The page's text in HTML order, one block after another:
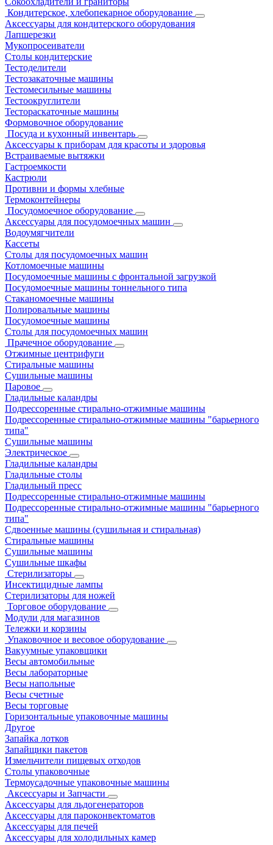
Кондитерское, хлебопекарное оборудование
Аксессуары для кондитерского оборудования
Лапшерезки
Мукопросеиватели
Столы кондитерские
Тестоделители
Тестозакаточные машины
Тестомесильные машины
Тестоокруглители
Тестораскаточные машины
Формовочное оборудование
Посуда и кухонный инвентарь
Аксессуары к приборам для красоты и здоровья
Встраиваемые вытяжки
Гастроемкости
Кастрюли
Противни и формы хлебные
Термоконтейнеры
Посудомоечное оборудование
Аксессуары для посудомоечных машин
Водоумягчители
Кассеты
Столы для посудомоечных машин
Котломоечные машины
Посудомоечные машины с фронтальной загрузкой
Посудомоечные машины тоннельного типа
Стаканомоечные машины
Полировальные машины
Посудомоечные машины
Столы для посудомоечных машин
Прачечное оборудование
Отжимные центрифуги
Стиральные машины
Сушильные машины
Паровое
Гладильные каландры
Подрессоренные стирально-отжимные машины
Подрессоренные стирально-отжимные машины "барьерного
типа"
Сушильные машины
Электрическое
Гладильные каландры
Гладильные столы
Гладильный пресс
Подрессоренные стирально-отжимные машины
Подрессоренные стирально-отжимные машины "барьерного
типа"
Сдвоенные машины (сушильная и стиральная)
Стиральные машины
Сушильные машины
Сушильные шкафы
Стерилизаторы
Инсектицидные лампы
Стерилизаторы для ножей
Торговое оборудование
Модули для магазинов
Тележки и корзины
Упаковочное и весовое оборудование
Вакуумные упаковщики
Весы автомобильные
Весы лабораторные
Весы напольные
Весы счетные
Весы торговые
Горизонтальные упаковочные машины
Другое
Запайка лотков
Запайщики пакетов
Измельчители пищевых отходов
Столы упаковочные
Термоусадочные упаковочные машины
Аксессуары и Запчасти
Аксессуары для льдогенераторов
Аксессуары для пароконвектоматов
Аксессуары для печей
Аксессуары для холодильных камер